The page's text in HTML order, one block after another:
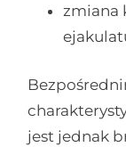
zmiana
jest jednak